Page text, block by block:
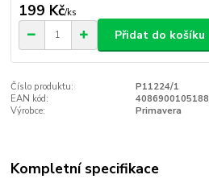
199 Kč/ks
Přidat do košíku
Číslo produktu:
P11224/1
EAN kód:
4086900105188
Výrobce:
Primavera
Kompletní specifikace